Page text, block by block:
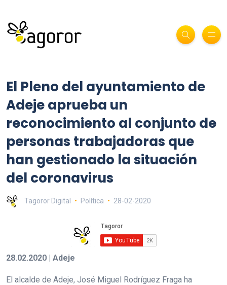
El Pleno del ayuntamiento de
Adeje aprueba un
reconocimiento al conjunto de
personas trabajadoras que
han gestionado la situación
del coronavirus
Tagoror Digital Política 28-02-2020
28.02.2020 | Adeje
El alcalde de Adeje, José Miguel Rodríguez Fraga ha